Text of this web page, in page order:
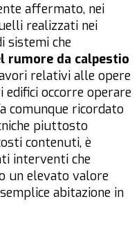
affermato, nei
realizzati nei
sistemi che
rumore da calpestio
relativi alle opere
occorre operare
comunque ricordato
piuttosto
contenuti, è
interventi che
un elevato valore
abitazione in